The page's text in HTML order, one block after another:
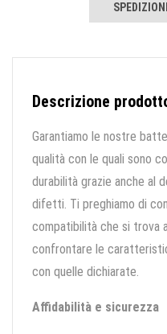
Descrizione
Garantiamo le nostre
qualità con le quali sono
durabilità grazie anche al
difetti. Ti preghiamo di
compatibilità che si trova
confrontare le
con quelle dichiarate.
Affidabilità e sicurezza